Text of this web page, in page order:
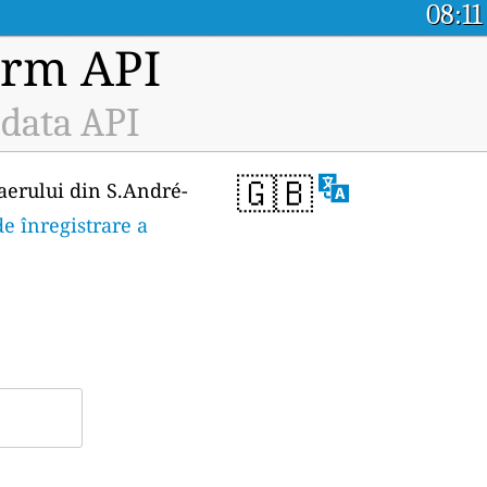
08:11
API
API
🇬🇧
din S.André-
înregistrare a